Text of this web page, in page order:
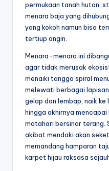
permukaan tanah hutan,
menara baja yang
yang kokoh namun bisa
tertiup angin.
Menara-menara ini
agar tidak merusak
menaiki tangga spiral
melewati berbagai
gelap dan lembap, naik
hingga akhirnya
matahari bersinar terang.
akibat mendaki akan
memandang hamparan
karpet hijau raksasa